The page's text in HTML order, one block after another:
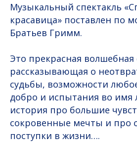
Музыкальный спектакль
красавица» поставлен по
Братьев Гримм.
Это прекрасная волшебная
рассказывающая о
судьбы, возможности
добро и испытания во имя
история про большие
сокровенные мечты и про
поступки в жизни….